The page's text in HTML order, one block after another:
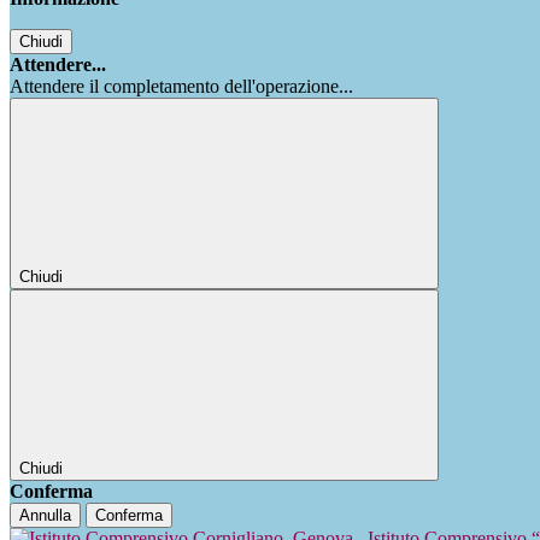
Chiudi
Attendere...
Attendere il completamento dell'operazione...
Chiudi
Chiudi
Conferma
Annulla Conferma